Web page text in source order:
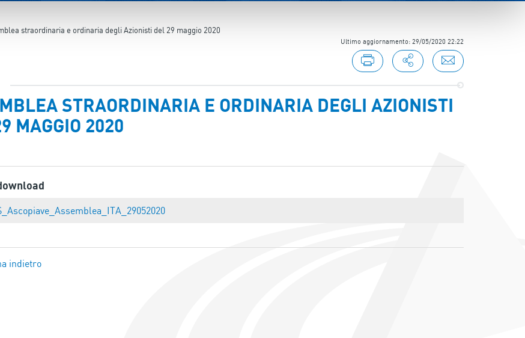
straordinaria e ordinaria degli Azionisti del 29 maggio 2020
Ultimo aggiornamento: 29/05/2020 22:22
STRAORDINARIA E ORDINARIA DEGLI AZIONISTI
MAGGIO 2020
indietro